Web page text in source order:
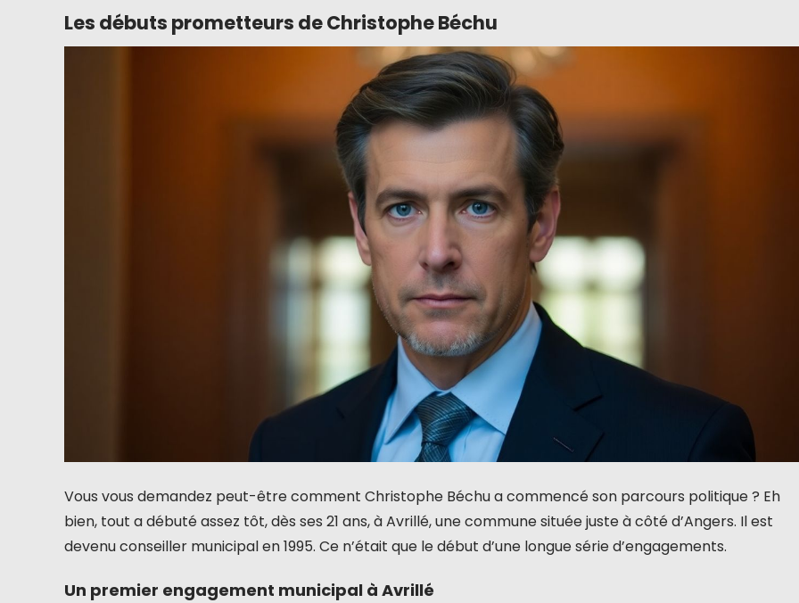
Les débuts prometteurs de Christophe Béchu
Vous vous demandez peut-être comment Christophe Béchu a commencé son parcours politique ? Eh
bien, tout a débuté assez tôt, dès ses 21 ans, à Avrillé, une commune située juste à côté d’Angers. Il est
devenu conseiller municipal en 1995. Ce n’était que le début d’une longue série d’engagements.
Un premier engagement municipal à Avrillé